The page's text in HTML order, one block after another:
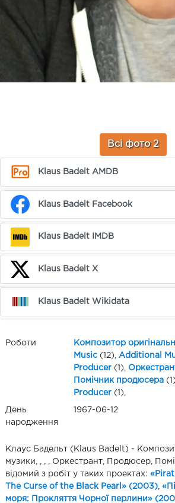
Всі фото 2
Klaus Badelt AMDB
Klaus Badelt Facebook
Klaus Badelt IMDB
Klaus Badelt X
Klaus Badelt Wikidata
Роботи Композитор
Music (12), Additional
Producer (1),
Помічник продюсера
Producer (1),
День
народження
1967-06-12
Клаус Бадельт (Klaus Badelt) -
музики, , , , Оркестрант, Продюсер,
відомий з робіт у таких проектах:
The Curse of the Black Pearl» (2003)
моря: Прокляття Чорної перлини»